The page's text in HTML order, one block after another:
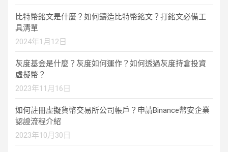
比特幣銘文是什麼？如何鑄造比特幣銘文？打銘文必備工
具清單
2024年1月12日
灰度基金是什麼？灰度如何運作？如何透過灰度持倉投資
虛擬幣？
2023年11月16日
如何註冊虛擬貨幣交易所公司帳戶？申請Binance幣安企業
認證流程介紹
2023年10月30日